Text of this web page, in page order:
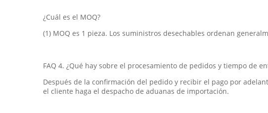
¿Cuál es el MOQ?
(1) MOQ es 1 pieza. Los suministros desechables ordenan
FAQ 4. ¿Qué hay sobre el procesamiento de pedidos y tiempo de
Después de la confirmación del pedido y recibir el pago por
el cliente haga el despacho de aduanas de importación.